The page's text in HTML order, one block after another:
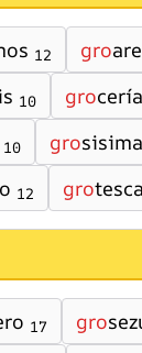
12 gro
10 gro
10 grosisima
12 gro
17 gro